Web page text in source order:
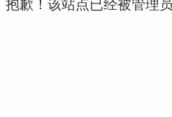
抱歉！该站点已经被管理